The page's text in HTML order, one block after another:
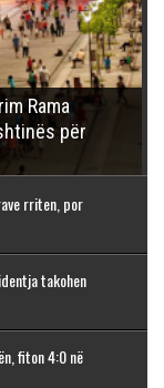
Rama
për
rriten, por
takohen
fiton 4:0 në